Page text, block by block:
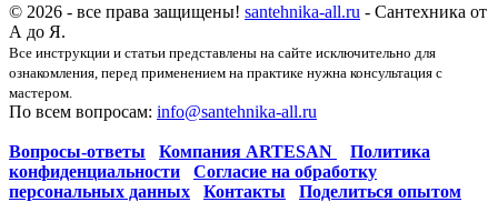
© 2026 - все права защищены! santehnika-all.ru - Сантехника от
А до Я.
Все инструкции и статьи представлены на сайте исключительно для
ознакомления, перед применением на практике нужна консультация с
мастером.
По всем вопросам: info@santehnika-all.ru
Вопросы-ответы Компания ARTESAN
Политика
конфиденциальности
Согласие на обработку
персональных данных
Контакты Поделиться опытом